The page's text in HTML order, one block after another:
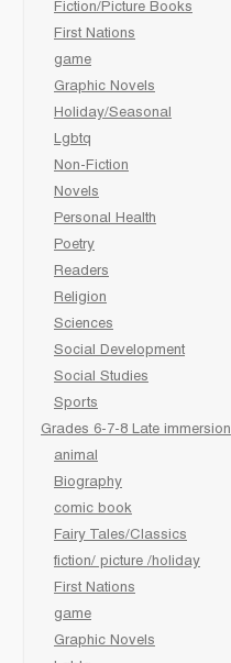
Fiction/Picture Books
First Nations
game
Graphic Novels
Holiday/Seasonal
Lgbtq
Non-Fiction
Novels
Personal Health
Poetry
Readers
Religion
Sciences
Social Development
Social Studies
Sports
Grades 6-7-8 Late immersion
animal
Biography
comic book
Fairy Tales/Classics
fiction/ picture /holiday
First Nations
game
Graphic Novels